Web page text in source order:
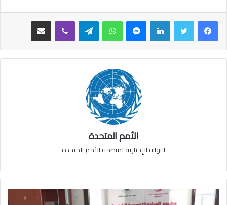
فيسبوك لينكدإن واتساب تيلقرام
الأمم المتحدة
البوابة الإخبارية لمنظمة الأمم المتحدة